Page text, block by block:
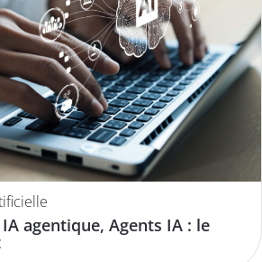
agentique, Agents IA : le